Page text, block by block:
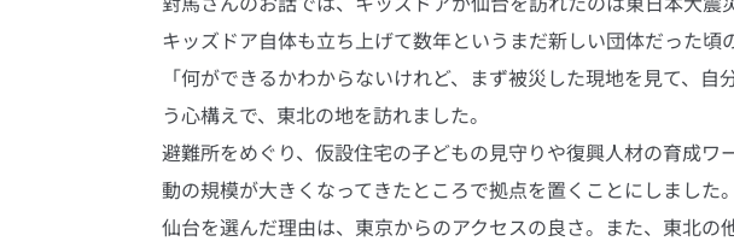
キッズドア自体も立ち上げて数年というまだ新しい団体だった頃
「何ができるかわからないけれど、まず被災した現地を見て、
う心構えで、東北の地を訪れました。
避難所をめぐり、仮設住宅の子どもの見守りや復興人材の育成ワ
動の規模が大きくなってきたところで拠点を置くことにしました。
仙台を選んだ理由は、東京からのアクセスの良さ。また、東北の